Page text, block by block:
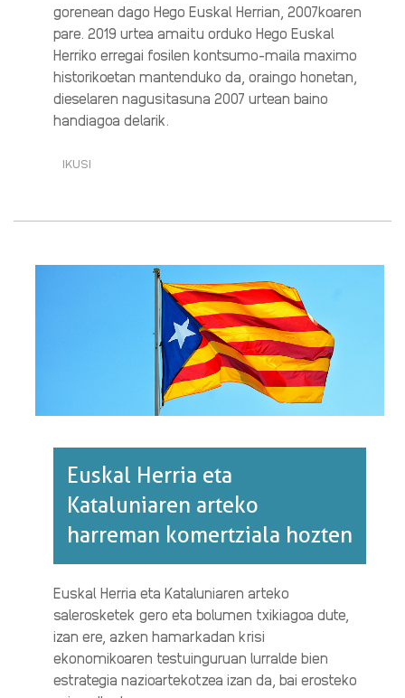
gorenean dago Hego Euskal Herrian, 2007koaren
pare. 2019 urtea amaitu orduko Hego Euskal
Herriko erregai fosilen kontsumo-maila maximo
historikoetan mantenduko da, oraingo honetan,
dieselaren nagusitasuna 2007 urtean baino
handiagoa delarik.
IKUSI
KONTSUMOA
MENDEKO·RI
Euskal Herria eta
Kataluniaren arteko
harreman komertziala hozten
Euskal Herria eta Kataluniaren arteko
salerosketek gero eta bolumen txikiagoa dute,
izan ere, azken hamarkadan krisi
ekonomikoaren testuinguruan lurralde bien
estrategia nazioartekotzea izan da, bai erosteko